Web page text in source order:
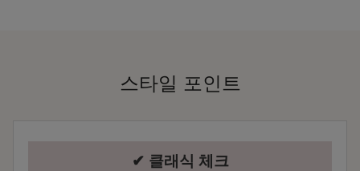
스타일 포인트
✔ 클래식 체크